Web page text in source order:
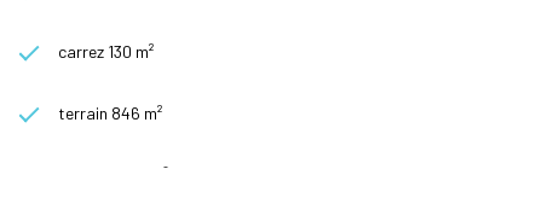
carrez 130 m²
terrain 846 m²
séjour 51,58 m²